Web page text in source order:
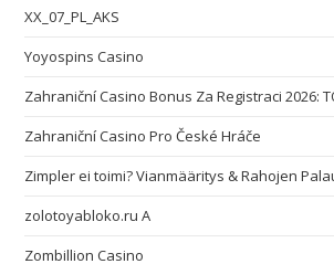
XX_07_PL_AKS
Yoyospins Casino
Zahraniční Casino Bonus Za Registraci 2026:
Zahraniční Casino Pro České Hráče
Zimpler ei toimi? Vianmääritys & Rahojen
zolotoyabloko.ru A
Zombillion Casino